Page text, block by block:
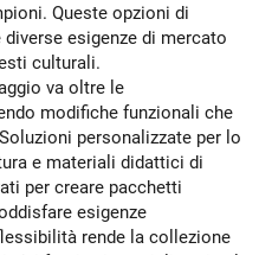
Queste opzioni di
esigenze di mercato
culturali.
va oltre le
modifiche funzionali che
personalizzate per lo
e materiali didattici di
per creare pacchetti
esigenze
rende la collezione